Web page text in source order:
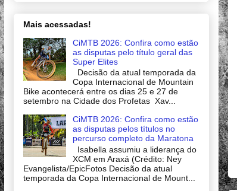
Mais acessadas!
CiMTB 2026: Confira como estão
as disputas pelo título geral das
Super Elites
Decisão da atual temporada da
Copa Internacional de Mountain
Bike acontecerá entre os dias 25 e 27 de
setembro na Cidade dos Profetas Xav...
CiMTB 2026: Confira como estão
as disputas pelos títulos no
percurso completo da Maratona
Isabella assumiu a liderança do
XCM em Araxá (Crédito: Ney
Evangelista/EpicFotos Decisão da atual
temporada da Copa Internacional de Mount...